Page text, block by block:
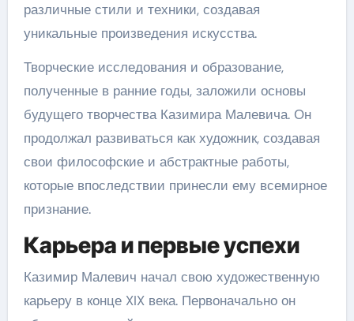
различные стили и техники, создавая
уникальные произведения искусства.
Творческие исследования и образование,
полученные в ранние годы, заложили основы
будущего творчества Казимира Малевича. Он
продолжал развиваться как художник, создавая
свои философские и абстрактные работы,
которые впоследствии принесли ему всемирное
признание.
Карьера и первые успехи
Казимир Малевич начал свою художественную
карьеру в конце XIX века. Первоначально он